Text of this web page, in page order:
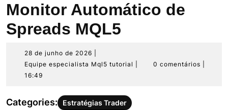
Monitor Automático de
Spreads MQL5
28 de junho de 2026
de
2026
Equipe especialista Mql5 tutorial
Equipe0 comentários
16:49
Categories: Estratégias Trader